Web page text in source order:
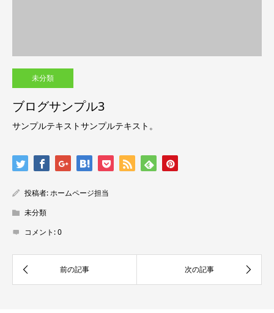
未分類
ブログサンプル3
サンプルテキストサンプルテキスト。
投稿者:ホームページ担当
未分類
コメント:0